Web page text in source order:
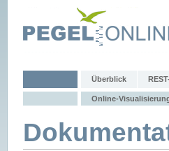
Überblick
Online-